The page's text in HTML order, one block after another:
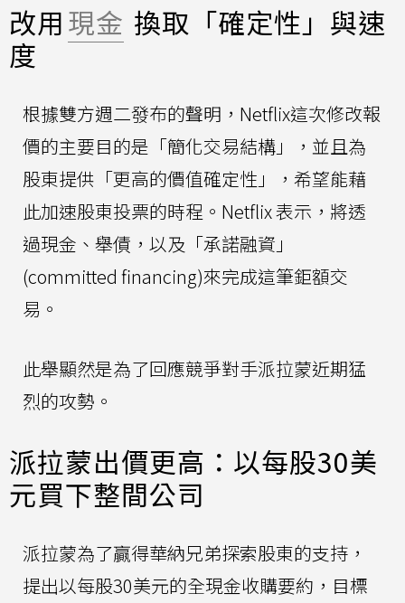
改用現金 換取「確定性」與速
度
根據雙方週二發布的聲明，Netflix這次修改報
價的主要目的是「簡化交易結構」，並且為
股東提供「更高的價值確定性」，希望能藉
此加速股東投票的時程。Netflix 表示，將透
過現金、舉債，以及「承諾融資」
(committed financing)來完成這筆鉅額交
易。
此舉顯然是為了回應競爭對手派拉蒙近期猛
烈的攻勢。
派拉蒙出價更高：以每股30美
元買下整間公司
派拉蒙為了贏得華納兄弟探索股東的支持，
提出以每股30美元的全現金收購要約，目標